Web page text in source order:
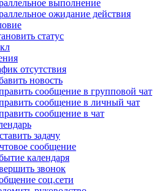
выполнение
ожидание действия
статус
отсутствия
новость
сообщение в групповой чат
сообщение в личный чат
сообщение в чат
задачу
сообщение
календаря
звонок
соц.сети